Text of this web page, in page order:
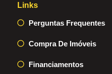
Links
Perguntas Frequentes
Compra De Imóveis
Financiamentos